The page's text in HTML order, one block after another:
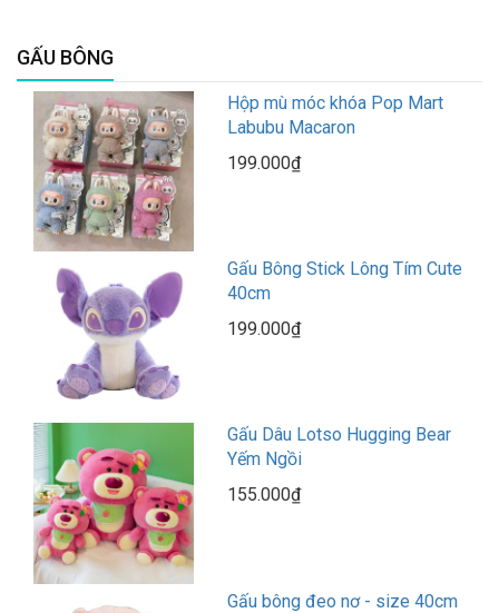
GẤU BÔNG
Hộp mù móc khóa Pop Mart
Labubu Macaron
199.000₫
Gấu Bông Stick Lông Tím Cute
40cm
199.000₫
Gấu Dâu Lotso Hugging Bear
Yếm Ngồi
155.000₫
Gấu bông đeo nơ - size 40cm